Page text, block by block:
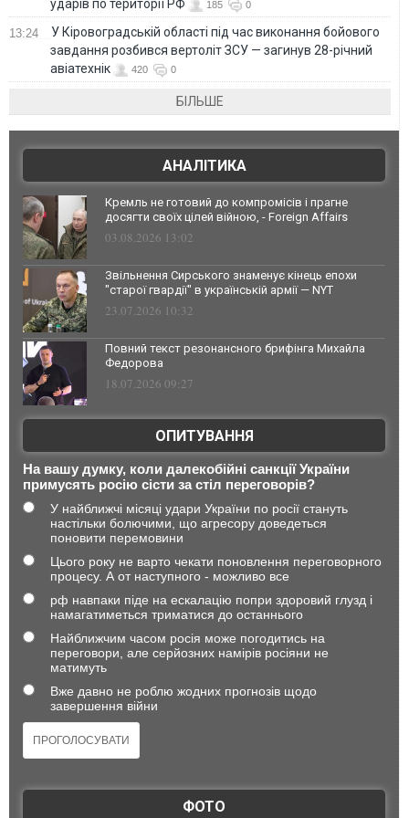
ударів по території РФ 185 0
13:24
У Кіровоградській області під час виконання бойового
завдання розбився вертоліт ЗСУ — загинув 28-річний
авіатехнік
420 0
БІЛЬШЕ
АНАЛІТИКА
Кремль не готовий до компромісів і прагне
досягти своїх цілей війною, - Foreign Affairs
03.08.2026 13:02
Звільнення Сирського знаменує кінець епохи
"старої гвардії" в українській армії — NYT
23.07.2026 10:32
Повний текст резонансного брифінга Михайла
Федорова
18.07.2026 09:27
ОПИТУВАННЯ
На вашу думку, коли далекобійні санкції України
примусять росію сісти за стіл переговорів?
У найближчі місяці удари України по росії стануть
настільки болючими, що агресору доведеться
поновити перемовини
Цього року не варто чекати поновлення переговорного
процесу. А от наступного - можливо все
рф навпаки піде на ескалацію попри здоровий глузд і
намагатиметься триматися до останнього
Найближчим часом росія може погодитись на
переговори, але серйозних намірів росіяни не
матимуть
Вже давно не роблю жодних прогнозів щодо
завершення війни
ФОТО